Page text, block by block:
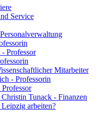
Service
Professor
Mitarbeiter
- Professorin
Professor
Tunack - Finanzen
arbeiten?